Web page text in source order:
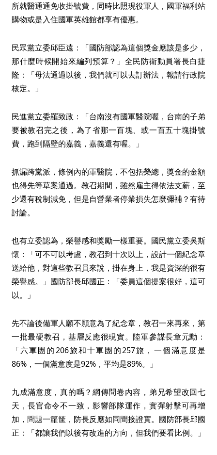
所就醫通通免收掛號費，同時比照現役軍人，國軍福利站
購物或是入住國軍英雄館都享有優惠。
民眾黨立委邱臣遠：「國防部認為這個獎金應該是多少，
那什麼時候開始來編列預算？」全民防衛動員署長白捷
隆：「母法通過以後，我們就可以去訂辦法，報請行政院
核定。」
民進黨立委羅致政：「台南沒有國軍醫院喔，台南的子弟
要被教召完之後，為了省那一百塊、或一百五十塊掛號
費，跑到隔壁的嘉義，嘉義還有喔。」
抓漏跨黨派，條例內的軍醫院，不包括榮總，獎金的金額
也得先等草案通過。教召期間，雖然雇主得依法支薪，至
少還有稅制減免，但是自營業者停業損失怎麼彌補？有待
討論。
也有立委認為，榮譽感和獎勵一樣重要。國民黨立委吳斯
懷：「可不可以考慮，教召到十次以上，設計一個紀念章
送給他，對這些教召員來說，掛在身上，我是資深的很有
榮譽感。」國防部長邱國正：「委員這個提案很好，這可
以。」
先不論後備軍人願不願意為了紀念章，教召一來再來，第
一批最硬教召，基層反應很現實。陸軍參謀長章元勳：
「六軍團的206旅和十軍團的257旅，一個滿意度是
86%，一個滿意度是92%，平均是89%。」
九成滿意度，真的嗎？網傳問卷內容，弟兄希望改回七
天，長官命令不一致，影響部隊運作，實彈射擊可再增
加，問題一籮筐，防長反應如同間接證實。國防部長邱國
正：「都讓我們以後有改進的方向，但我們要看比例。」